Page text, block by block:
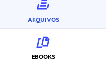
ARQUIVOS
EBOOKS